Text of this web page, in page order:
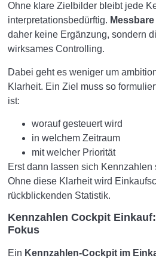
Ohne klare Zielbilder bleibt jede
interpretationsbedürftig.
daher keine Ergänzung, sondern
wirksames Controlling.
Dabei geht es weniger um
Klarheit. Ein Ziel muss so
ist:
worauf gesteuert wird
in welchem Zeitraum
mit welcher Priorität
Erst dann lassen sich
Ohne diese Klarheit wird
rückblickenden Statistik.
Kennzahlen Cockpit
Fokus
Ein Kennzahlen-Cockpit im